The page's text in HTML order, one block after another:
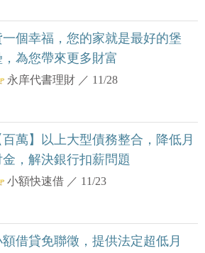
一個幸福，您的家就是最好的堡
，為您帶來更多財富
永庠代書理財 ／ 11/28
百萬】以上大型債務整合，降低月
金，解決銀行扣薪問題
小額快速借 ／ 11/23
額借貸免聯徵，提供法定超低月